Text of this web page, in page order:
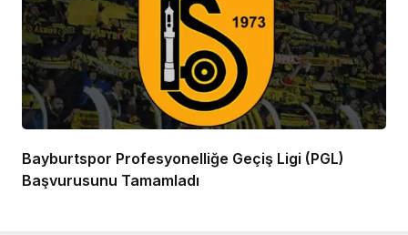
Bayburtspor Profesyonelliğe Geçiş Ligi (PGL)
Başvurusunu Tamamladı